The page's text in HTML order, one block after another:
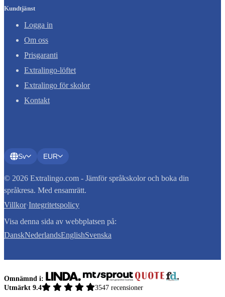
Kundtjänst
Logga in
Om oss
Prisgaranti
Extralingo-löftet
Extralingo för skolor
Kontakt
Sv EUR
© 2026 Extralingo.com - Jämför språkskolor och boka din
språkresa. Med ensamrätt.
Villkor·Integritetspolicy
Visa denna sida av webbplatsen på:
DanskNederlandsEnglishSvenska
Omnämnd i:
Utmärkt 9.4
3547 recensioner